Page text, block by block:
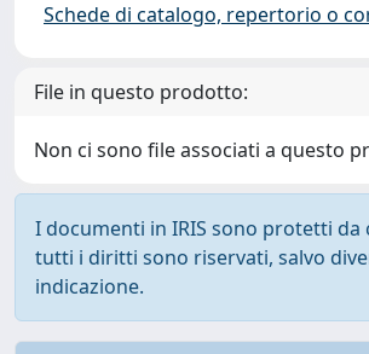
Schede di catalogo, repertorio o
File in questo prodotto:
Non ci sono file associati a questo
I documenti in IRIS sono protetti da
tutti i diritti sono riservati, salvo
indicazione.